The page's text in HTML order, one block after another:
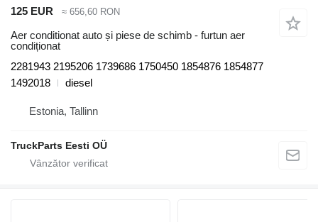
125 EUR ≈ 656,60 RON
Aer conditionat auto și piese de schimb - furtun aer
condiționat
2281943 2195206 1739686 1750450 1854876 1854877
1492018
diesel
Estonia, Tallinn
TruckParts Eesti OÜ